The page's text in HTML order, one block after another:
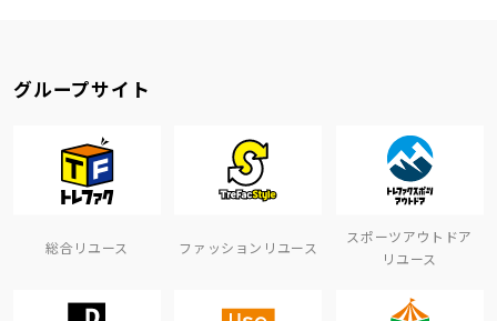
グループサイト
総合リユース ファッションリユース
スポーツアウトドア
リユース